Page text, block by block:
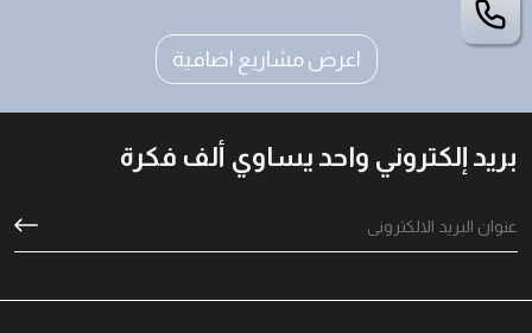
اعرض مشاريع اضافية
بريد إلكتروني واحد يساوي ألف فكرة